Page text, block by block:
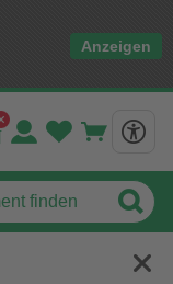
Anzeigen